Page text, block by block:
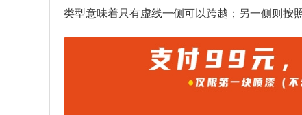
类型意味着只有虚线一侧可以跨越；另一侧则按